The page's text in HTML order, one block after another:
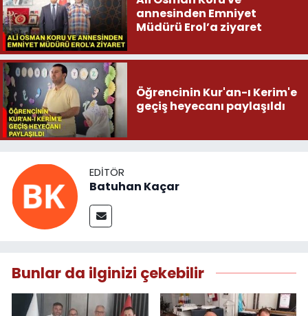
annesinden Emniyet
Müdürü Erol’a ziyaret
Öğrencinin Kur'an-ı Kerim'e
geçiş heyecanı paylaşıldı
EDITÖR
Batuhan Kaçar
Bunlar da ilginizi çekebilir